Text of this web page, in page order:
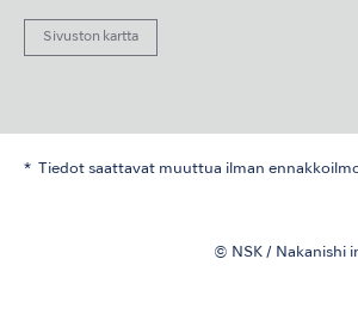
Sivuston kartta
Tiedot saattavat muuttua ilman
© NSK / Nakanishi